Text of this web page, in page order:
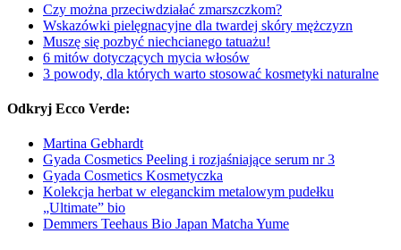
Czy można przeciwdziałać zmarszczkom?
Wskazówki pielęgnacyjne dla twardej skóry mężczyzn
Muszę się pozbyć niechcianego tatuażu!
6 mitów dotyczących mycia włosów
3 powody, dla których warto stosować kosmetyki naturalne
Odkryj Ecco Verde:
Martina Gebhardt
Gyada Cosmetics Peeling i rozjaśniające serum nr 3
Gyada Cosmetics Kosmetyczka
Kolekcja herbat w eleganckim metalowym pudełku
„Ultimate” bio
Demmers Teehaus Bio Japan Matcha Yume